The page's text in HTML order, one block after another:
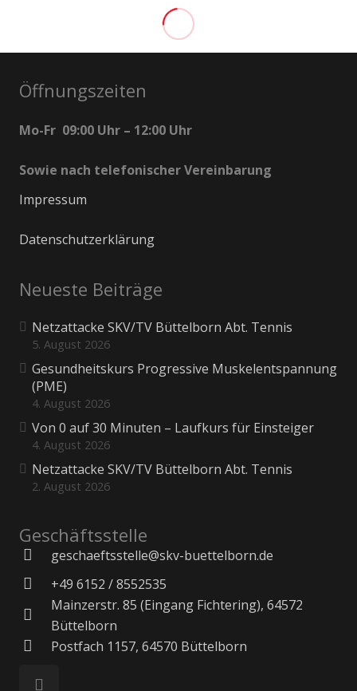
Öffnungszeiten
Mo-Fr 09:00 Uhr – 12:00 Uhr
Sowie nach telefonischer Vereinbarung
Impressum
Datenschutzerklärung
Neueste Beiträge
Netzattacke SKV/TV Büttelborn Abt. Tennis
5. August 2026
Gesundheitskurs Progressive Muskelentspannung
(PME)
4. August 2026
Von 0 auf 30 Minuten – Laufkurs für Einsteiger
4. August 2026
Netzattacke SKV/TV Büttelborn Abt. Tennis
2. August 2026
Geschäftsstelle
geschaeftsstelle@skv-buettelborn.de
+49 6152 / 8552535
Mainzerstr. 85 (Eingang Fichtering), 64572
Büttelborn
Postfach 1157, 64570 Büttelborn